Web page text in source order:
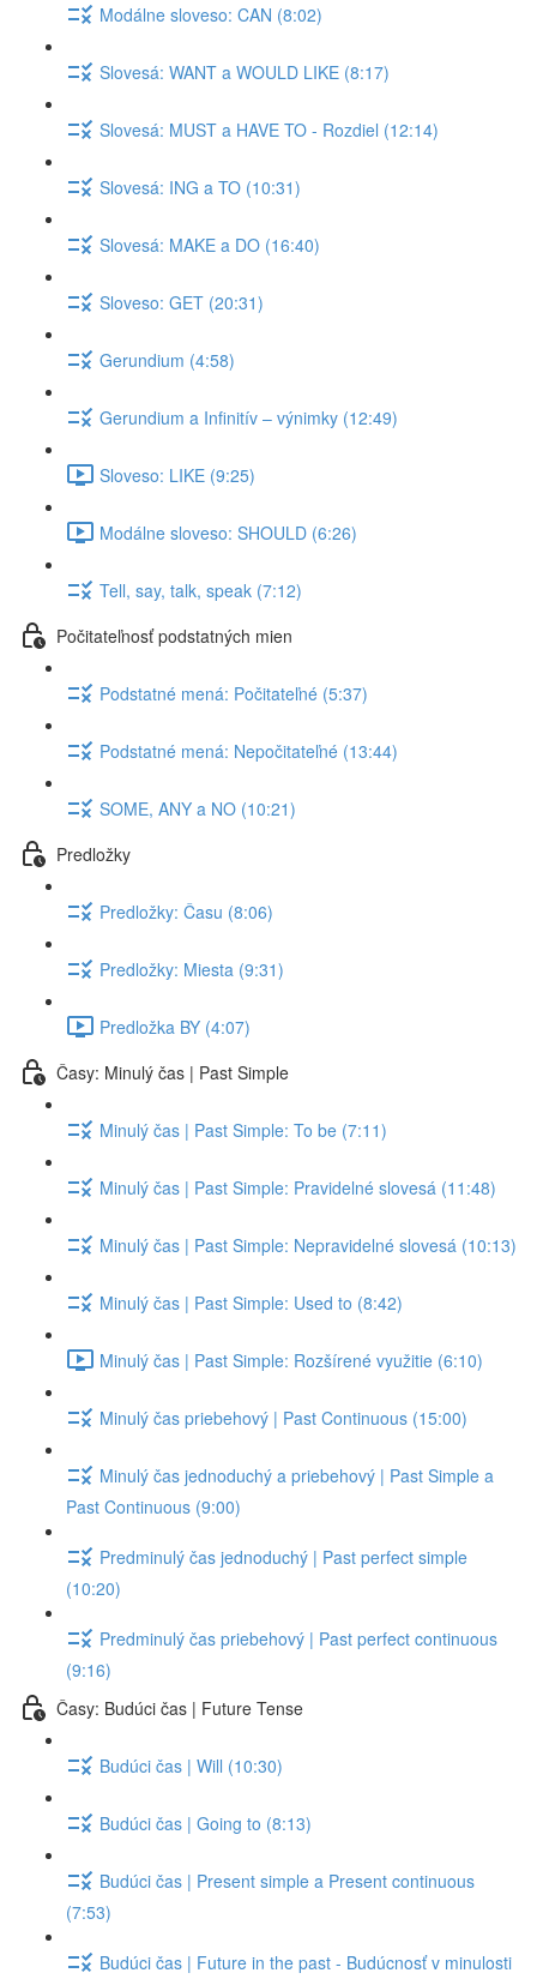
Modálne sloveso: CAN (8:02)
Slovesá: WANT a WOULD LIKE (8:17)
Slovesá: MUST a HAVE TO - Rozdiel (12:14)
Slovesá: ING a TO (10:31)
Slovesá: MAKE a DO (16:40)
Sloveso: GET (20:31)
Gerundium (4:58)
Gerundium a Infinitív – výnimky (12:49)
Sloveso: LIKE (9:25)
Modálne sloveso: SHOULD (6:26)
Tell, say, talk, speak (7:12)
Počitateľnosť podstatných mien
Podstatné mená: Počitateľné (5:37)
Podstatné mená: Nepočitateľné (13:44)
SOME, ANY a NO (10:21)
Predložky
Predložky: Času (8:06)
Predložky: Miesta (9:31)
Predložka BY (4:07)
Časy: Minulý čas | Past Simple
Minulý čas | Past Simple: To be (7:11)
Minulý čas | Past Simple: Pravidelné slovesá (11:48)
Minulý čas | Past Simple: Nepravidelné slovesá (10:13)
Minulý čas | Past Simple: Used to (8:42)
Minulý čas | Past Simple: Rozšírené využitie (6:10)
Minulý čas priebehový | Past Continuous (15:00)
Minulý čas jednoduchý a priebehový | Past Simple a
Past Continuous (9:00)
Predminulý čas jednoduchý | Past perfect simple
(10:20)
Predminulý čas priebehový | Past perfect continuous
(9:16)
Časy: Budúci čas | Future Tense
Budúci čas | Will (10:30)
Budúci čas | Going to (8:13)
Budúci čas | Present simple a Present continuous
(7:53)
Budúci čas | Future in the past - Budúcnosť v minulosti